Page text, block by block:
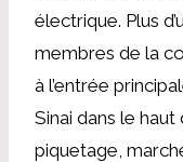
électrique. Plus
membres de la
à l’entrée
Sinai dans le
piquetage,